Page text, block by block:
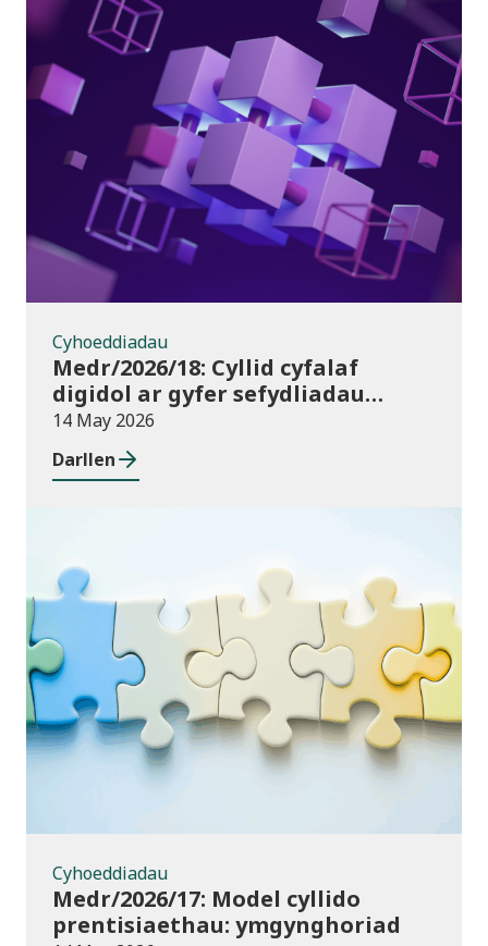
Cyhoeddiadau
Cyhoeddiadau
Medr/2026/18: Cyllid cyfalaf
digidol ar gyfer sefydliadau
addysg bellach yn 2026/27
14 May 2026
Darllen
Cyhoeddiadau
Cyhoeddiadau
Medr/2026/17: Model cyllido
prentisiaethau: ymgynghoriad